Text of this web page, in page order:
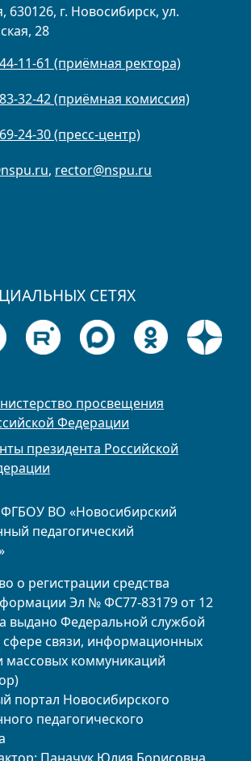
ВО «Новосибирский
педагогический
о регистрации средства
Эл № ФС77-83179 от 12
выдано Федеральной службой
сфере связи, информационных
массовых коммуникаций
портал Новосибирского
педагогического
630126, г. Новосибирск, ул.
28
11-61 (приёмная ректора)
32-42 (приёмная комиссия)
24-30 (пресс-центр)
, rector@nspu.ru
СЕТЯХ
просвещения
Федерации
президента Российской